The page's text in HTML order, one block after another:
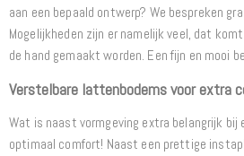
aan een bepaald ontwerp? We bespreken
Mogelijkheden zijn er namelijk veel, dat
de hand gemaakt worden. Een fijn en mooi
Verstelbare lattenbodems voor extra
Wat is naast vormgeving extra belangrijk bij
optimaal comfort! Naast een prettige